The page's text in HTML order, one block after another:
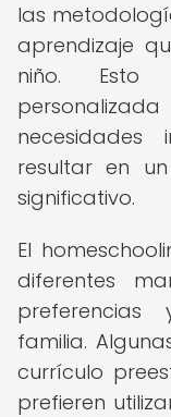
las
aprendizaje
niño. Esto
necesidades
resultar en
significativo.
El
diferentes
familia.
currículo
prefieren